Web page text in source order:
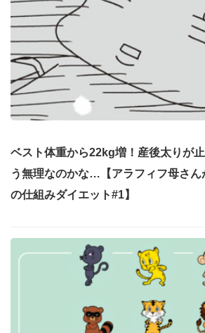
ベスト体重から22kg増！産後太りが
う無理なのかな…【アラフィフ母さ
の仕組みダイエット#1】